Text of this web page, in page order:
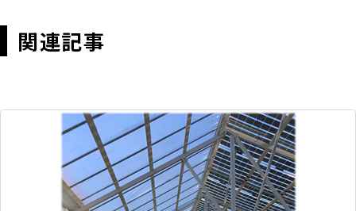
関連記事